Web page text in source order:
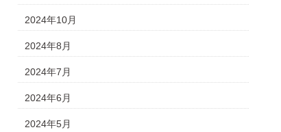
2024年10月
2024年8月
2024年7月
2024年6月
2024年5月